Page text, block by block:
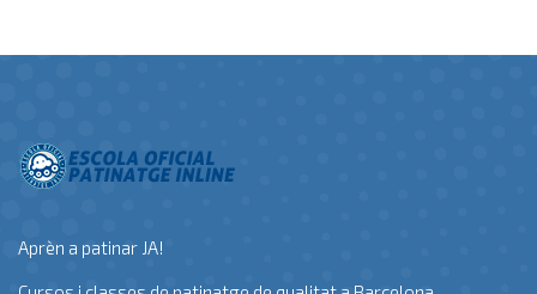
Aprèn a patinar JA!